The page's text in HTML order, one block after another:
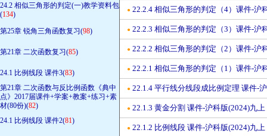
24.2 相似三角形的判定(一)教学资料包
(134)
第25章 锐角三角函数复习(98)
第21章 二次函数复习(85)
24.1 比例线段 课件3(83)
第21章 二次函数与反比例函数《典中
点》2017届课件+学案+教案+练习+素
材(80份)(82)
24.1 比例线段 课件2(81)
● 22.2.4 相似三角形的判定（4）课件-沪
● 22.2.3 相似三角形的判定（3）课件-沪
● 22.2.2 相似三角形的判定（2）课件-沪
● 22.2.1 相似三角形的判定（1）课件-沪
● 22.1.4 平行线分线段成比例定理 课件-
● 22.1.3 黄金分割 课件-沪科版(2024)九上
● 22.1.2 比例线段 课件-沪科版(2024)九上